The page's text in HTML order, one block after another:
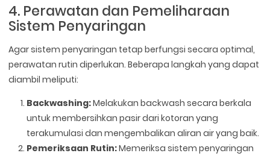
4. Perawatan dan Pemeliharaan
Sistem Penyaringan
Agar sistem penyaringan tetap berfungsi secara optimal,
perawatan rutin diperlukan. Beberapa langkah yang dapat
diambil meliputi:
Backwashing:Melakukan backwash secara berkala
untuk membersihkan pasir dari kotoran yang
terakumulasi dan mengembalikan aliran air yang baik.
Pemeriksaan Rutin:Memeriksa sistem penyaringan